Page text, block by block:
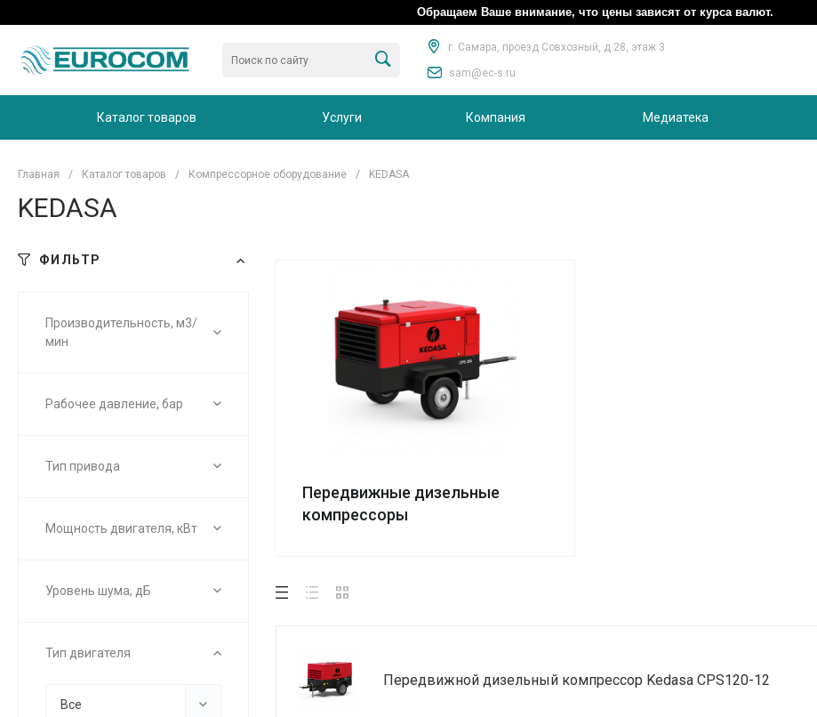
Обращаем Ваше внимание, что цены зависят от курса валют.
г. Самара, проезд Совхозный, д.28, этаж 3
sam@ec-s.ru
Каталог товаров Услуги Компания Медиатека
Главная / Каталог товаров / Компрессорное оборудование / KEDASA
KEDASA
ФИЛЬТР
Производительность, м3/
мин
Рабочее давление, бар
Тип привода
Мощность двигателя, кВт
Уровень шума, дБ
Тип двигателя
Все
Передвижные дизельные
компрессоры
Передвижной дизельный компрессор Kedasa CPS120-12